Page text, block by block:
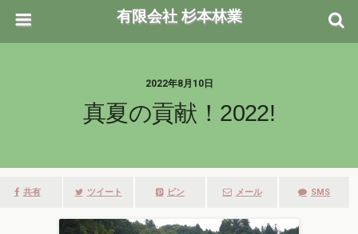
有限会社 杉本林業
2022年8月10日
真夏の貢献！2022!
共有 ツイート ピン メール SMS